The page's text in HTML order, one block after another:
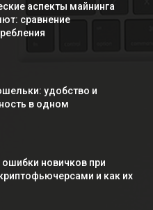
аспекты майнинга
сравнение
удобство и
в одном
новичков при
и как их